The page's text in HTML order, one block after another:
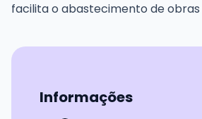
facilita o abastecimento de obras
Informações